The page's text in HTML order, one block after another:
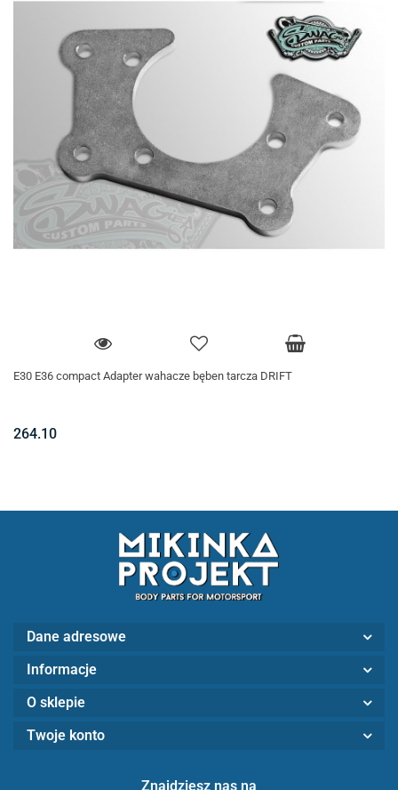
E30 E36 compact Adapter wahacze bęben tarcza DRIFT
264.10
Dane adresowe
Informacje
O sklepie
Twoje konto
Znajdziesz nas na